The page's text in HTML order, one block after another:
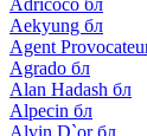
Adricoco бл
Aekyung бл
Agent
Agrado бл
Alan Hadash бл
Alpecin бл